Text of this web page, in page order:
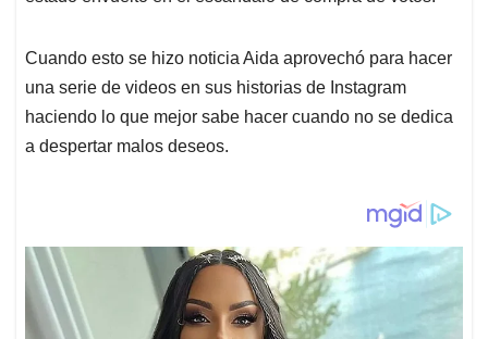
Cuando esto se hizo noticia Aida aprovechó para hacer
una serie de videos en sus historias de Instagram
haciendo lo que mejor sabe hacer cuando no se dedica
a despertar malos deseos.